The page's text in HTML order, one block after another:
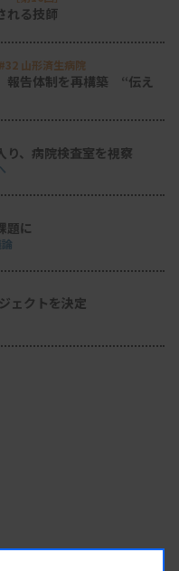
れる技師
山形済生病院
報告体制を再構築 “伝え
り、病院検査室を視察
題に
ェクトを決定